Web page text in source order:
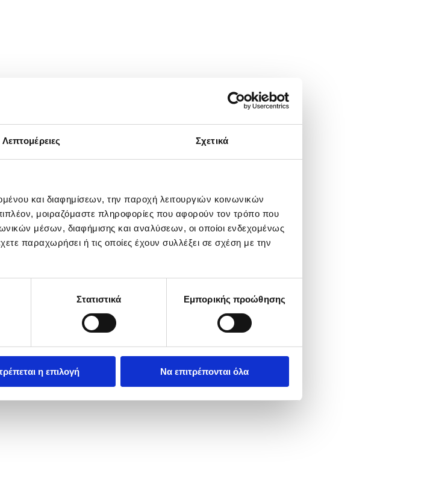
Λεπτομέρειες Σχετικά
και διαφημίσεων, την παροχή λειτουργιών κοινωνικών
μοιραζόμαστε πληροφορίες που αφορούν τον τρόπο που
μέσων, διαφήμισης και αναλύσεων, οι οποίοι ενδεχομένως
παραχωρήσει ή τις οποίες έχουν συλλέξει σε σχέση με την
Στατιστικά Εμπορικής προώθησης
η επιλογή Να επιτρέπονται όλα